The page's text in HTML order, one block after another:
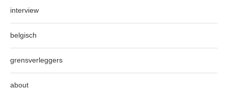
interview
belgisch
grensverleggers
about